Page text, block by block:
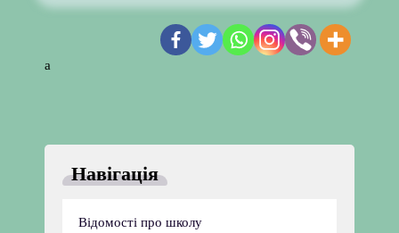
а
Навігація
Відомості про школу